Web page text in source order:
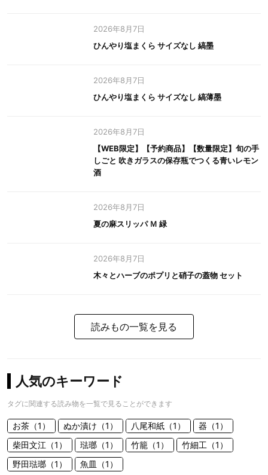
2026年8月7日
ひんやり塩まくら サイズなし 縞墨
2026年8月7日
ひんやり塩まくら サイズなし 縞薄墨
2026年8月7日
【WEB限定】【予約商品】【数量限定】旬の手
しごと 吹きガラスの保存瓶でつくる青いレモン
酒
2026年8月7日
夏の麻スリッパ Ｍ 緑
2026年8月7日
木々とハーブのポプリと硝子の蓋物 セット
読みもの一覧を見る
人気のキーワード
タグに関連する読み物を一覧で見ることができます
お茶（1） ぬか漬け（1） 八尾和紙（1）
器（1）
柴田文江（1）
琺瑯（1） 竹籠（1）
竹細工（1）
野田琺瑯（1）
魚皿（1）